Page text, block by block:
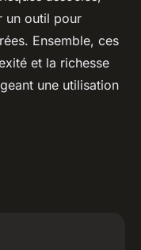
un outil pour
Ensemble, ces
et la richesse
une utilisation